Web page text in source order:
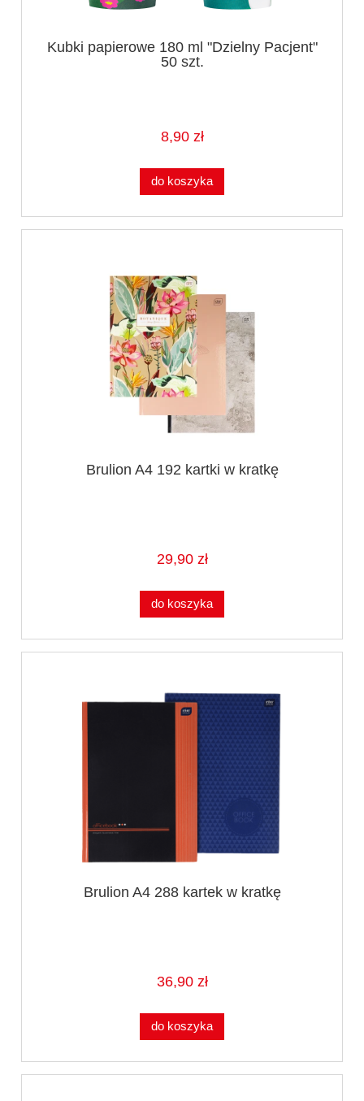
Kubki papierowe 180 ml "Dzielny Pacjent"
50 szt.
8,90 zł
do koszyka
Brulion A4 192 kartki w kratkę
29,90 zł
do koszyka
Brulion A4 288 kartek w kratkę
36,90 zł
do koszyka